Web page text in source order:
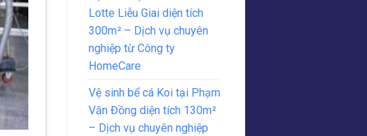
Lotte Liễu Giai diện tích
300m² – Dịch vụ chuyên
nghiệp từ Công ty
HomeCare
Vệ sinh bể cá Koi tại Phạm
Văn Đồng diện tích 130m²
– Dịch vụ chuyên nghiệp